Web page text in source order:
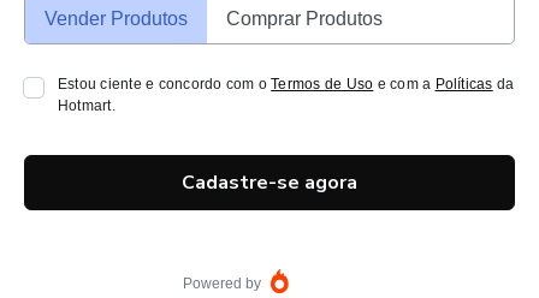
Vender Produtos Comprar Produtos
Estou ciente e concordo com oTermos de Uso e com a Políticas da
Hotmart.
Cadastre-se agora
Powered by